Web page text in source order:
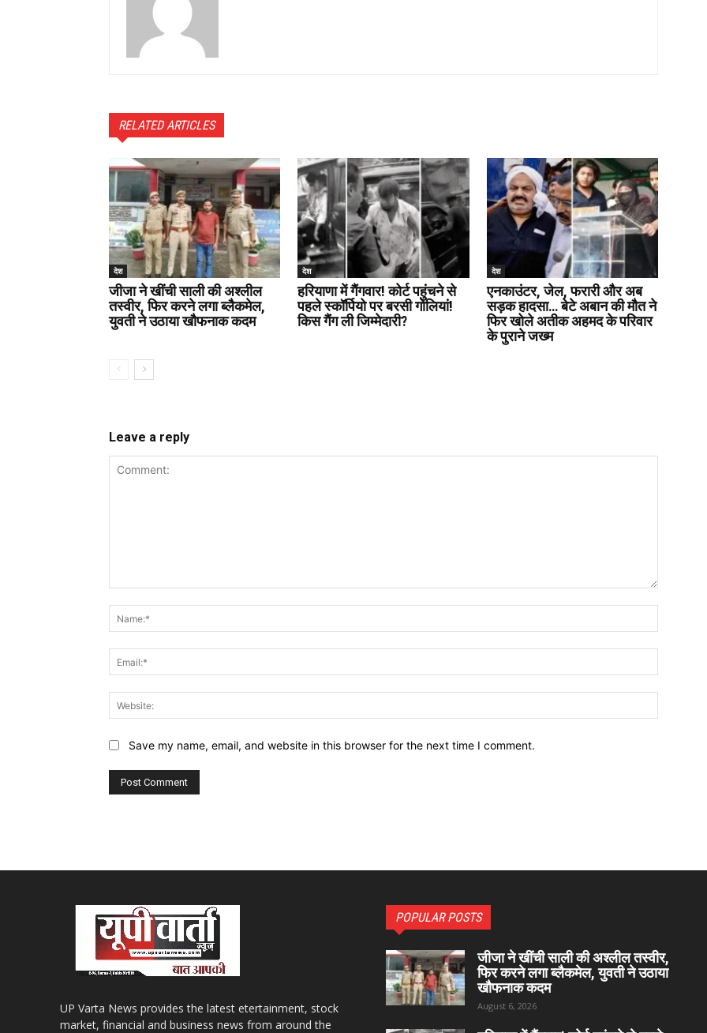
RELATED ARTICLES
देश
जीजा ने खींची साली की अश्लील
तस्वीर, फिर करने लगा ब्लैकमेल,
युवती ने उठाया खौफनाक कदम
देश
हरियाणा में गैंगवार! कोर्ट पहुंचने से
पहले स्कॉर्पियो पर बरसी गोलियां!
किस गैंग ली जिम्मेदारी?
देश
एनकाउंटर, जेल, फरारी और अब
सड़क हादसा… बेटे अबान की मौत ने
फिर खोले अतीक अहमद के परिवार
के पुराने जख्म
Leave a reply
Save my name, email, and website in this browser for the next time I comment.
UP Varta News provides the latest etertainment, stock
market, financial and business news from around the
POPULAR POSTS
जीजा ने खींची साली की अश्लील तस्वीर,
फिर करने लगा ब्लैकमेल, युवती ने उठाया
खौफनाक कदम
August 6, 2026